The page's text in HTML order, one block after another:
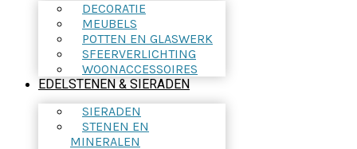
DECORATIE
MEUBELS
POTTEN EN GLASWERK
SFEERVERLICHTING
WOONACCESSOIRES
EDELSTENEN & SIERADEN
SIERADEN
STENEN EN
MINERALEN